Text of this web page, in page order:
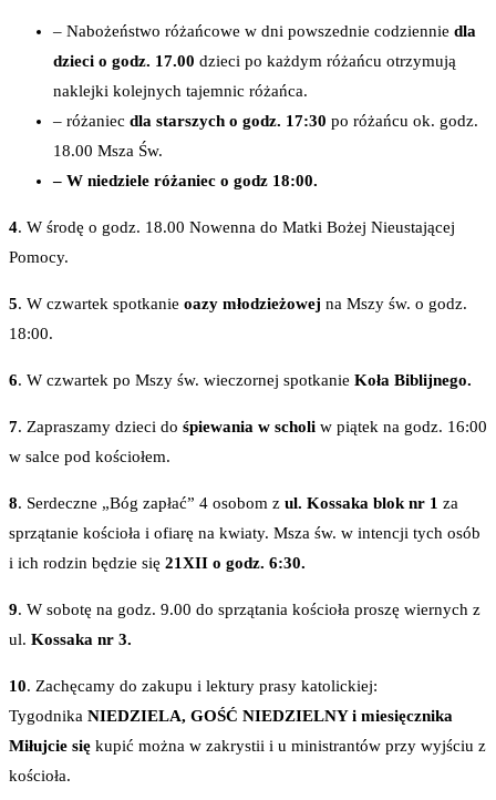
– Nabożeństwo różańcowe w dni powszednie codziennie dla
dzieci o godz. 17.00 dzieci po każdym różańcu otrzymują
naklejki kolejnych tajemnic różańca.
– różaniec dla starszych o godz. 17:30 po różańcu ok. godz.
18.00 Msza Św.
– W niedziele różaniec o godz 18:00.
4. W środę o godz. 18.00 Nowenna do Matki Bożej Nieustającej
Pomocy.
5. W czwartek spotkanie oazy młodzieżowej na Mszy św. o godz.
18:00.
6. W czwartek po Mszy św. wieczornej spotkanie Koła Biblijnego.
7. Zapraszamy dzieci do śpiewania w scholi w piątek na godz. 16:00
w salce pod kościołem.
8. Serdeczne „Bóg zapłać” 4 osobom z ul. Kossaka blok nr 1 za
sprzątanie kościoła i ofiarę na kwiaty. Msza św. w intencji tych osób
i ich rodzin będzie się 21XII o godz. 6:30.
9. W sobotę na godz. 9.00 do sprzątania kościoła proszę wiernych z
ul. Kossaka nr 3.
10. Zachęcamy do zakupu i lektury prasy katolickiej:
Tygodnika NIEDZIELA, GOŚĆ NIEDZIELNY i miesięcznika
Miłujcie się kupić można w zakrystii i u ministrantów przy wyjściu z
kościoła.